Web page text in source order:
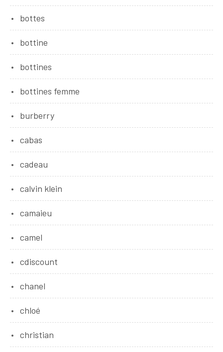
bottes
bottine
bottines
bottines femme
burberry
cabas
cadeau
calvin klein
camaieu
camel
cdiscount
chanel
chloé
christian